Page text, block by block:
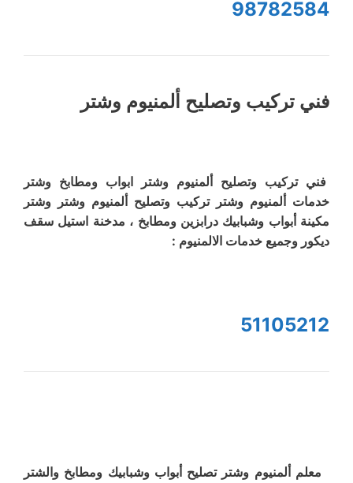
98782584
فني تركيب وتصليح ألمنيوم وشتر
فني تركيب وتصليح ألمنيوم وشتر ابواب ومطابخ وشتر
خدمات ألمنيوم وشتر تركيب وتصليح ألمنيوم وشتر وشتر
مكينة أبواب وشبابيك درابزين ومطابخ ، مدخنة استيل سقف
ديكور وجميع خدمات الالمنيوم :
51105212
معلم ألمنيوم وشتر تصليح أبواب وشبابيك ومطابخ والشتر